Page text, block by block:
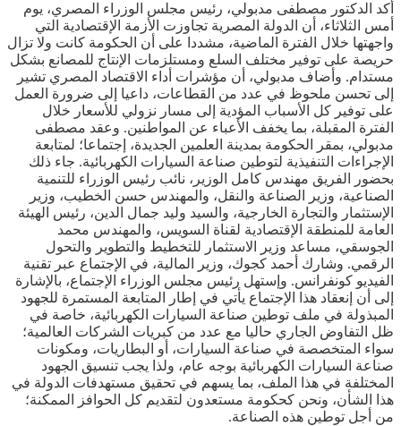
أكد الدكتور مصطفى مدبولي، رئيس مجلس الوزراء المصري، يوم
أمس الثلاثاء، أن الدولة المصرية تجاوزت الأزمة الإقتصادية التي
واجهتها خلال الفترة الماضية، مشددا على أن الحكومة كانت ولا تزال
حريصة على توفير مختلف السلع ومستلزمات الإنتاج للمصانع بشكل
مستدام. وأضاف مدبولي، أن مؤشرات أداء الاقتصاد المصري تشير
إلى تحسن ملحوظ في عدد من القطاعات، داعيا إلى ضرورة العمل
على توفير كل الأسباب المؤدية إلى مسار نزولي للأسعار خلال
الفترة المقبلة، بما يخفف الأعباء عن المواطنين. وعقد مصطفى
مدبولي، بمقر الحكومة بمدينة العلمين الجديدة، إجتماعا؛ لمتابعة
الإجراءات التنفيذية لتوطين صناعة السيارات الكهربائية. جاء ذلك
بحضور الفريق مهندس كامل الوزير، نائب رئيس الوزراء للتنمية
الصناعية، وزير الصناعة والنقل، والمهندس حسن الخطيب، وزير
الإستثمار والتجارة الخارجية، والسيد وليد جمال الدين، رئيس الهيئة
العامة للمنطقة الإقتصادية لقناة السويس، والمهندس محمد
الجوسقي، مساعد وزير الاستثمار للتخطيط والتطوير والتحول
الرقمي. وشارك أحمد كجوك، وزير المالية، في الإجتماع عبر تقنية
الفيديو كونفرانس. وإستهل رئيس مجلس الوزراء الإجتماع، بالإشارة
إلى أن إنعقاد هذا الإجتماع يأتي في إطار المتابعة المستمرة للجهود
المبذولة في ملف توطين صناعة السيارات الكهربائية، خاصة في
ظل التفاوض الجاري حاليا مع عدد من كبريات الشركات العالمية؛
سواء المتخصصة في صناعة السيارات، أو البطاريات، ومكونات
صناعة السيارات الكهربائية بوجه عام، ولذا يجب تنسيق الجهود
المختلفة في هذا الملف، بما يسهم في تحقيق مستهدفات الدولة في
هذا الشأن، ونحن كحكومة مستعدون لتقديم كل الحوافز الممكنة؛
من أجل توطين هذه الصناعة.